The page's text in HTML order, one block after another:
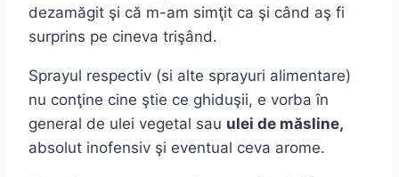
dezamăgit şi că m-am simţit ca şi când aş fi
surprins pe cineva trişând.
Sprayul respectiv (si alte sprayuri alimentare)
nu conţine cine ştie ce ghiduşii, e vorba în
general de ulei vegetal sau ulei de măsline,
absolut inofensiv şi eventual ceva arome.